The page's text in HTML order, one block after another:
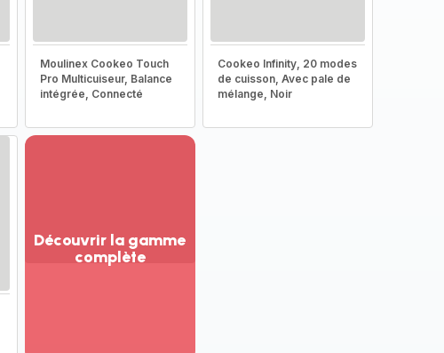
Moulinex Cookeo Touch
Pro Multicuiseur, Balance
intégrée, Connecté
Cookeo Infinity, 20 modes
de cuisson, Avec pale de
mélange, Noir
Découvrir la gamme
complète